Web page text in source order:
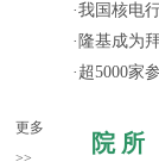
更多
>>
·我国核电
· 隆基成为
· 超5000家
院 所